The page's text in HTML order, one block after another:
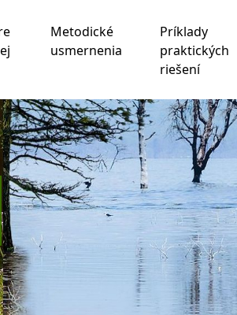
naše produkty a služby a na
Metodické
usmernenia
Príklady
praktických
riešení